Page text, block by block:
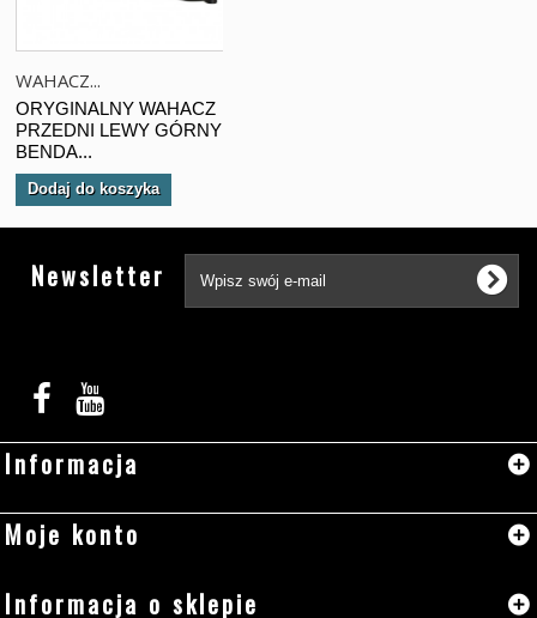
WAHACZ...
ORYGINALNY WAHACZ
PRZEDNI LEWY GÓRNY
BENDA...
Dodaj do koszyka
Newsletter
Informacja
Moje konto
Informacja o sklepie